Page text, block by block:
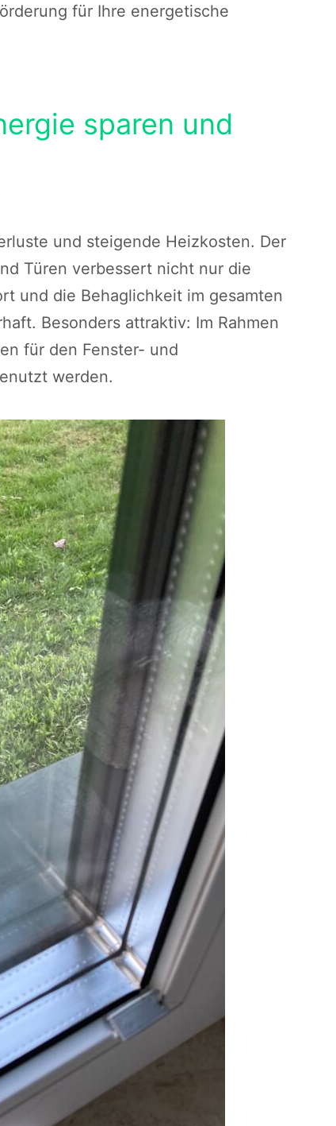
für Ihre energetische
sparen und
und steigende Heizkosten. Der
Türen verbessert nicht nur die
und die Behaglichkeit im gesamten
Besonders attraktiv: Im Rahmen
für den Fenster- und
werden.